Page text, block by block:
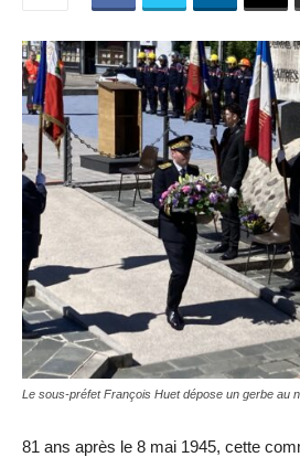
Le sous-préfet François Huet dépose un gerbe au
81 ans après le 8 mai 1945, cette